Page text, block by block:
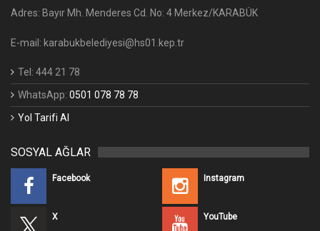
Adres: Bayır Mh. Menderes Cd. No: 4 Merkez/KARABÜK
E-mail: karabukbelediyesi@hs01.kep.tr
Tel: 444 21 78
WhatsApp: 0501 078 78 78
Yol Tarifi Al
SOSYAL AĞLAR
Facebook Instagram
X YouTube